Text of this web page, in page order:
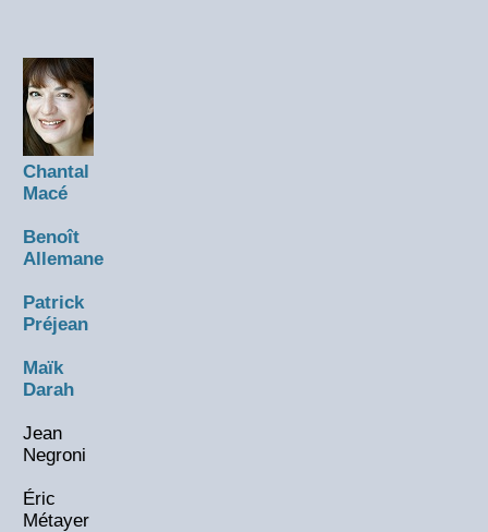
Chantal
Macé
Benoît
Allemane
Patrick
Préjean
Maïk
Darah
Jean
Negroni
Éric
Métayer